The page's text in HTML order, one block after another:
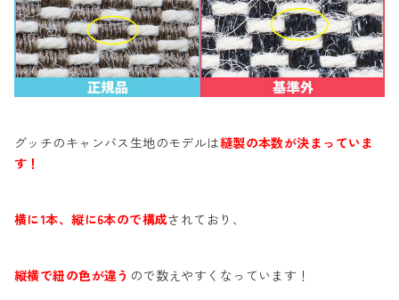
グッチのキャンバス生地のモデルは縫製の本数が決まっていま
す！
横に1本、縦に6本ので構成されており、
縦横で紐の色が違う ので数えやすくなっています！